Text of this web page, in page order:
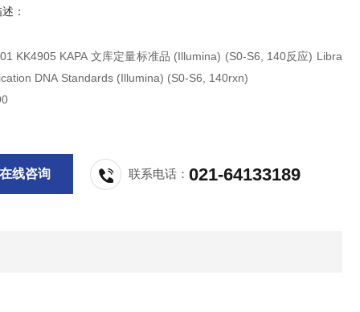
：
准品 (Illumina) (S0-S6, 140反应) Libra
DNA Standards (Illumina) (S0-S6, 140rxn)
在线咨询 联系电话：021-64133189